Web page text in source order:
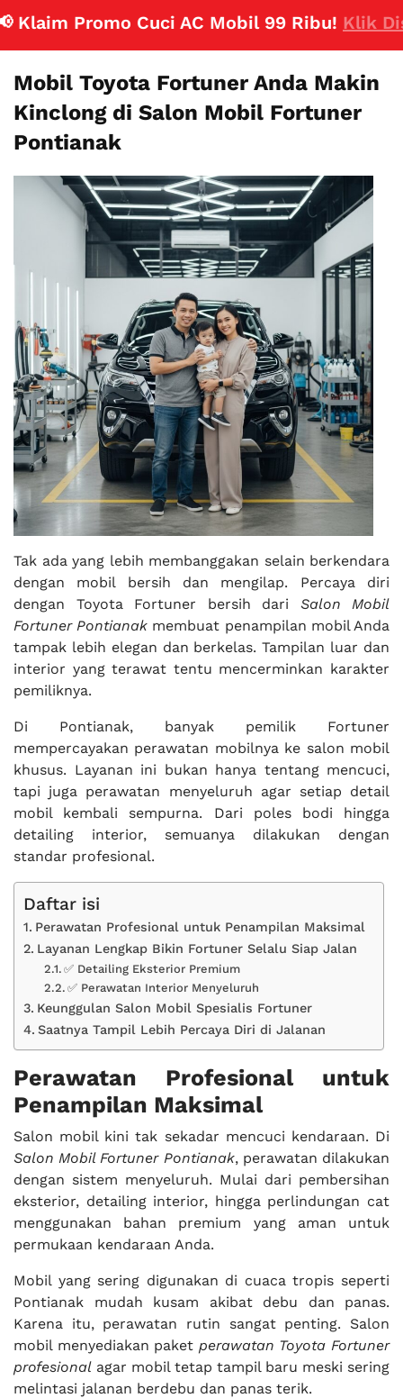
Promo Cuci AC Mobil 99 Ribu!Klik Disini
Mobil Toyota Fortuner Anda Makin
Kinclong di Salon Mobil Fortuner
Pontianak
Tak ada yang lebih membanggakan selain berkendara
dengan mobil bersih dan mengilap. Percaya diri
dengan Toyota Fortuner bersih dari Salon Mobil
Fortuner Pontianak membuat penampilan mobil Anda
tampak lebih elegan dan berkelas. Tampilan luar dan
interior yang terawat tentu mencerminkan karakter
pemiliknya.
Di Pontianak, banyak pemilik Fortuner
mempercayakan perawatan mobilnya ke salon mobil
khusus. Layanan ini bukan hanya tentang mencuci,
tapi juga perawatan menyeluruh agar setiap detail
mobil kembali sempurna. Dari poles bodi hingga
detailing interior, semuanya dilakukan dengan
standar profesional.
Daftar isi
Perawatan Profesional untuk Penampilan Maksimal
Layanan Lengkap Bikin Fortuner Selalu Siap Jalan
✅ Detailing Eksterior Premium
✅ Perawatan Interior Menyeluruh
Keunggulan Salon Mobil Spesialis Fortuner
Saatnya Tampil Lebih Percaya Diri di Jalanan
Perawatan Profesional untuk
Penampilan Maksimal
Salon mobil kini tak sekadar mencuci kendaraan. Di
Salon Mobil Fortuner Pontianak, perawatan dilakukan
dengan sistem menyeluruh. Mulai dari pembersihan
eksterior, detailing interior, hingga perlindungan cat
menggunakan bahan premium yang aman untuk
permukaan kendaraan Anda.
Mobil yang sering digunakan di cuaca tropis seperti
Pontianak mudah kusam akibat debu dan panas.
Karena itu, perawatan rutin sangat penting. Salon
mobil menyediakan paket perawatan Toyota Fortuner
profesional agar mobil tetap tampil baru meski sering
melintasi jalanan berdebu dan panas terik.